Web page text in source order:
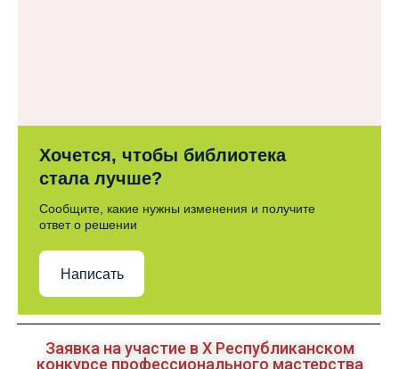
Хочется, чтобы библиотека
стала лучше?
Сообщите, какие нужны изменения и получите
ответ о решении
Написать
Заявка на участие в Х Республиканском
конкурсе профессионального мастерства